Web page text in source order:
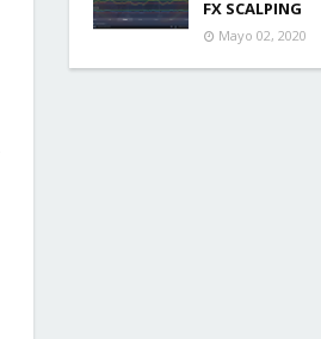
FX SCALPING
Mayo 02, 2020